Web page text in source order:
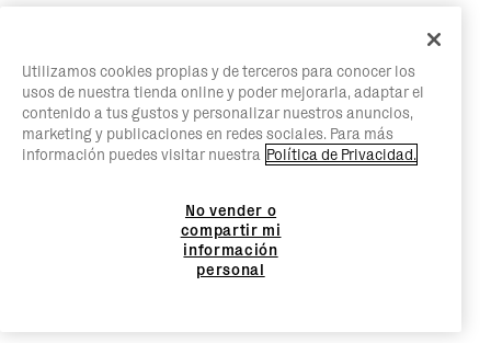
Utilizamos cookies propias y de terceros para conocer los
usos de nuestra tienda online y poder mejorarla, adaptar el
contenido a tus gustos y personalizar nuestros anuncios,
marketing y publicaciones en redes sociales. Para más
información puedes visitar nuestra Política de Privacidad.
No vender o
compartir mi
información
personal